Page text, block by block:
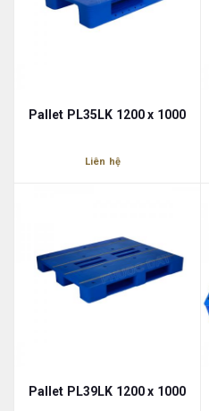
Pallet PL35LK 1200 x 1000
Liên hệ
Pallet PL39LK 1200 x 1000